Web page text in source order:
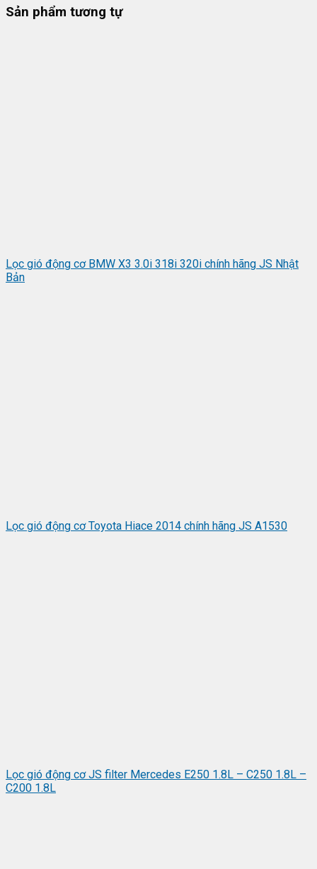
Sản phẩm tương tự
Lọc gió động cơ BMW X3 3.0i 318i 320i chính hãng JS Nhật
Bản
Lọc gió động cơ Toyota Hiace 2014 chính hãng JS A1530
Lọc gió động cơ JS filter Mercedes E250 1.8L – C250 1.8L –
C200 1.8L